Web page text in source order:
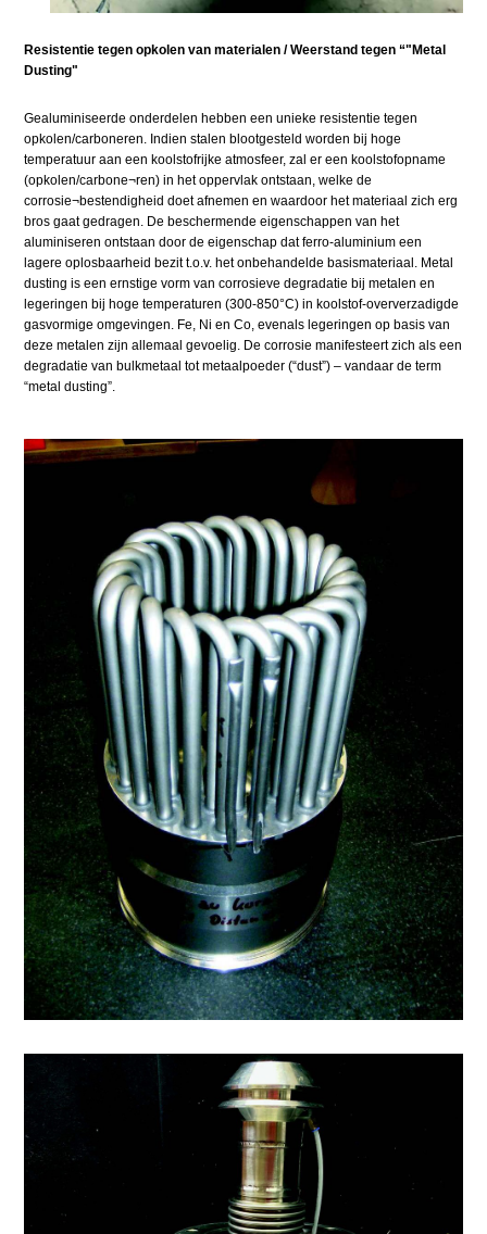
Resistentie tegen opkolen van materialen / Weerstand tegen “"Metal
Dusting"
Gealuminiseerde onderdelen hebben een unieke resistentie tegen
opkolen/carboneren. Indien stalen blootgesteld worden bij hoge
temperatuur aan een koolstofrijke atmosfeer, zal er een koolstofopname
(opkolen/carbone¬ren) in het oppervlak ontstaan, welke de
corrosie¬bestendigheid doet afnemen en waardoor het materiaal zich erg
bros gaat gedragen. De beschermende eigenschappen van het
aluminiseren ontstaan door de eigenschap dat ferro-aluminium een
lagere oplosbaarheid bezit t.o.v. het onbehandelde basismateriaal. Metal
dusting is een ernstige vorm van corrosieve degradatie bij metalen en
legeringen bij hoge temperaturen (300-850°C) in koolstof-oververzadigde
gasvormige omgevingen. Fe, Ni en Co, evenals legeringen op basis van
deze metalen zijn allemaal gevoelig. De corrosie manifesteert zich als een
degradatie van bulkmetaal tot metaalpoeder (“dust”) – vandaar de term
“metal dusting”.